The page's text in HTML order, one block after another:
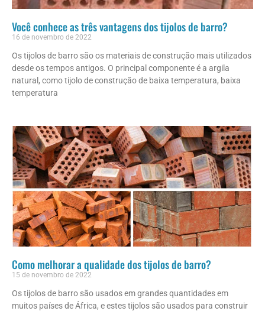
Você conhece as três vantagens dos tijolos de barro?
16 de novembro de 2022
Os tijolos de barro são os materiais de construção mais utilizados
desde os tempos antigos. O principal componente é a argila
natural, como tijolo de construção de baixa temperatura, baixa
temperatura
Como melhorar a qualidade dos tijolos de barro?
15 de novembro de 2022
Os tijolos de barro são usados ​​em grandes quantidades em
muitos países de África, e estes tijolos são usados ​​para construir